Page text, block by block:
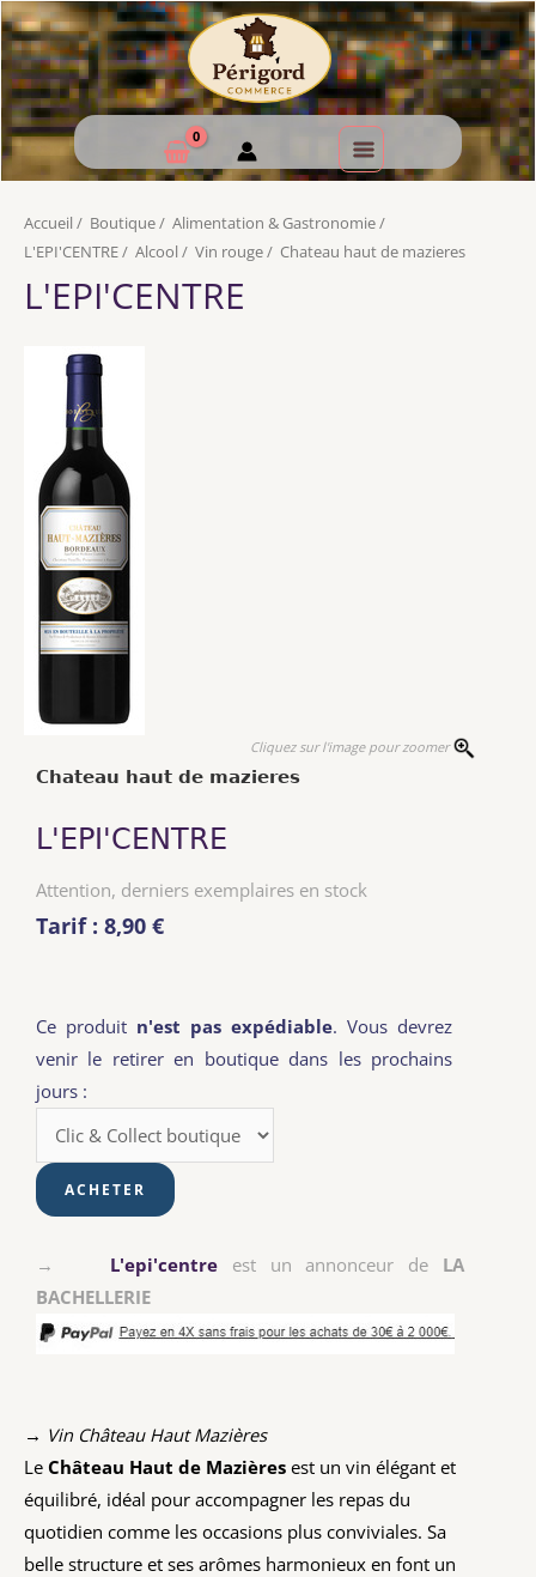
Accueil / Boutique/ Alimentation & Gastronomie/
L'EPI'CENTRE/ Alcool / Vin rouge/ Chateau haut de mazieres
L'EPI'CENTRE
Cliquez sur l'image pour zoomer
Chateau haut de mazieres
L'EPI'CENTRE
Attention, derniers exemplaires en stock
Tarif : 8,90 €
Ce produit n'est pas expédiable. Vous devrez
venir le retirer en boutique dans les prochains
jours :
→ L'epi'centre est un annonceur de LA
BACHELLERIE
→ Vin Château Haut Mazières
Le Château Haut de Mazières est un vin élégant et
équilibré, idéal pour accompagner les repas du
quotidien comme les occasions plus conviviales. Sa
belle structure et ses arômes harmonieux en font un